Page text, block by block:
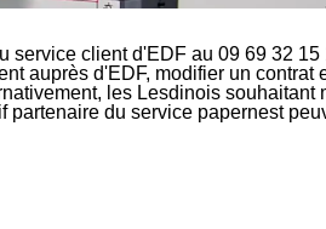
service client d'EDF au 09 69 32
auprès d'EDF, modifier un contrat
les Lesdinois souhaitant
du service papernest